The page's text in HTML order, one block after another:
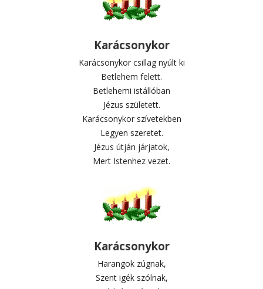
Karácsonykor
Karácsonykor csillag nyúlt ki
Betlehem felett.
Betlehemi istállóban
Jézus született.
Karácsonykor szívetekben
Legyen szeretet.
Jézus útján járjatok,
Mert Istenhez vezet.
Karácsonykor
Harangok zúgnak,
Szent igék szólnak,